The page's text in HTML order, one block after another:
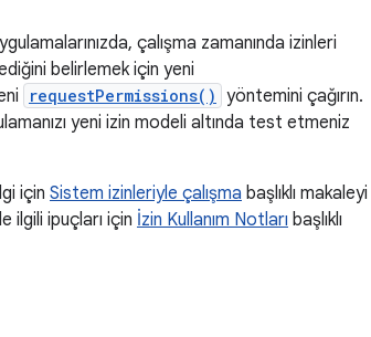
çalışma zamanında izinleri
belirlemek için yeni
requestPermissions() yöntemini çağırın.
yeni izin modeli altında test etmeniz
için Sistem izinleriyle çalışma başlıklı makaleyi
ilgili ipuçları için İzin Kullanım Notları başlıklı